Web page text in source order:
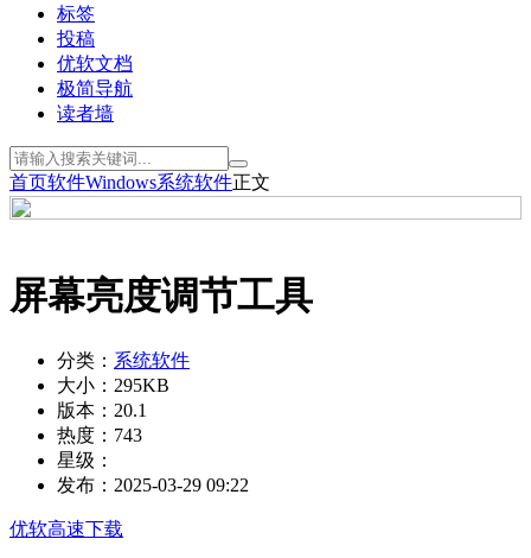
标签
投稿
优软文档
极简导航
读者墙
首页软件Windows系统软件正文
屏幕亮度调节工具
分类： 系统软件
大小： 295KB
版本： 20.1
热度： 743
星级：
发布： 2025-03-29 09:22
优软高速下载